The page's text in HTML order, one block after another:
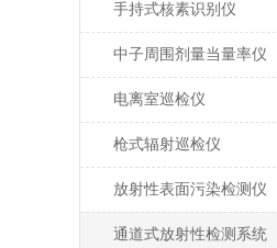
手持式核素识别仪
中子周围剂量当量率仪
电离室巡检仪
枪式辐射巡检仪
放射性表面污染检测仪
通道式放射性检测系统